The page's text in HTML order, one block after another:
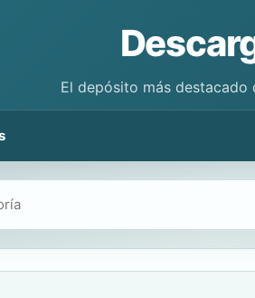
El depósito más destacado